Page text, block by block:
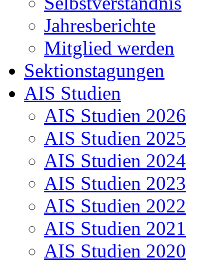
Jahresberichte
Mitglied werden
Sektionstagungen
AIS Studien
AIS Studien 2026
AIS Studien 2025
AIS Studien 2024
AIS Studien 2023
AIS Studien 2022
AIS Studien 2021
AIS Studien 2020